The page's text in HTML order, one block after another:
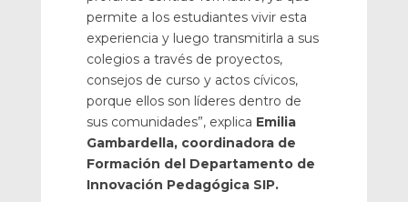
permite a los estudiantes vivir esta
experiencia y luego transmitirla a sus
colegios a través de proyectos,
consejos de curso y actos cívicos,
porque ellos son líderes dentro de
sus comunidades”, explica Emilia
Gambardella, coordinadora de
Formación del Departamento de
Innovación Pedagógica SIP.